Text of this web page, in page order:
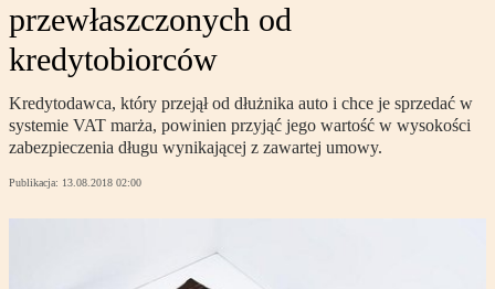
przewłaszczonych od
kredytobiorców
Kredytodawca, który przejął od dłużnika auto i chce je sprzedać w
systemie VAT marża, powinien przyjąć jego wartość w wysokości
zabezpieczenia długu wynikającej z zawartej umowy.
Publikacja: 13.08.2018 02:00